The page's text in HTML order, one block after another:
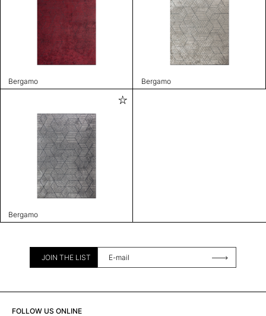
Bergamo Bergamo
Bergamo
JOIN THE LIST
FOLLOW US ONLINE